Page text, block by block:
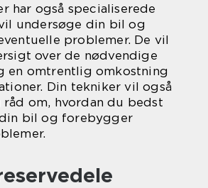
har også specialiserede
undersøge din bil og
problemer. De vil
over de nødvendige
en omtrentlig omkostning
Din tekniker vil også
om, hvordan du bedst
bil og forebygger